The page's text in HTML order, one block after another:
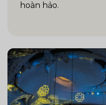
hoàn hảo.